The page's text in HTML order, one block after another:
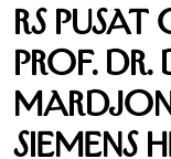
RS
Prof. Dr.
Siemens